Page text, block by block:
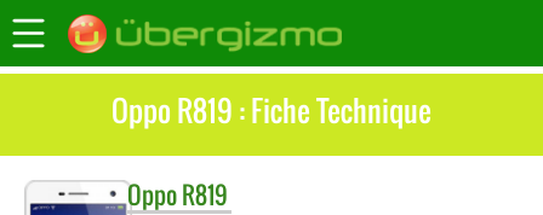
Oppo R819 : Fiche Technique
OppoR819